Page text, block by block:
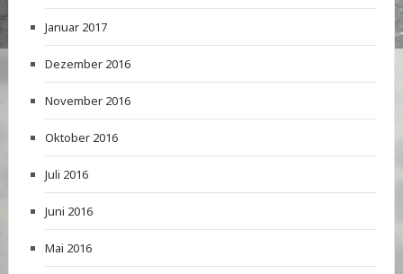
Januar 2017
Dezember 2016
November 2016
Oktober 2016
Juli 2016
Juni 2016
Mai 2016